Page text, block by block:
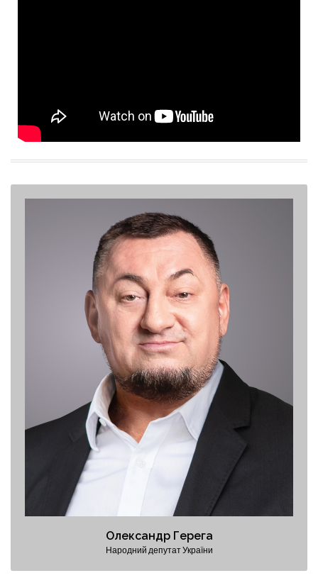
Олександр Герега
Народний депутат України
Народний депутат України
Президент Федерації важкої атлетики України
Перший віцепрезидент Федерації волейболу України
Персональний сайт